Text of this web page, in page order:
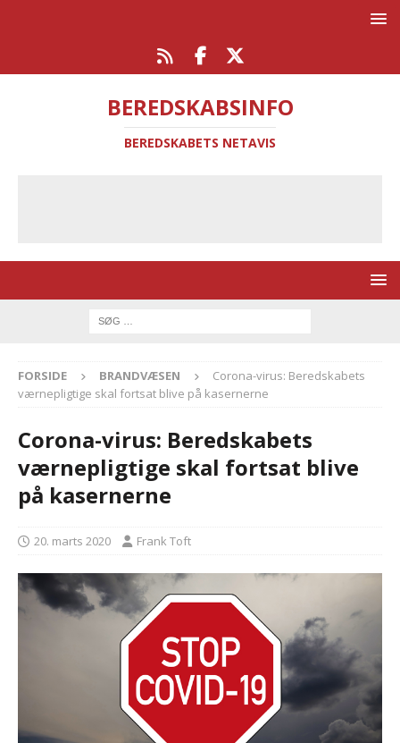
BEREDSKABSINFO
BEREDSKABETS NETAVIS
FORSIDE BRANDVÆSEN
Corona-virus: Beredskabets
værnepligtige skal fortsat blive på kasernerne
Corona-virus: Beredskabets
værnepligtige skal fortsat blive
på kasernerne
20. marts 2020 Frank Toft